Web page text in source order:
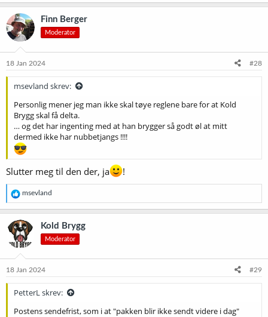
a
k
s
j
o
e
Finn Berger
Moderator
18 Jan 2024 #28
msevland skrev:
Personlig mener jeg man ikke skal tøye reglene bare for at Kold
Brygg skal få delta.
… og det har ingenting med at han brygger så godt øl at mitt
dermed ikke har nubbetjangs !!!!
Slutter meg til den der, ja !
R
e
a
k
s
j
o
e
msevland
Kold Brygg
Moderator
18 Jan 2024 #29
PetterL skrev:
Postens sendefrist, som i at "pakken blir ikke sendt videre i dag"